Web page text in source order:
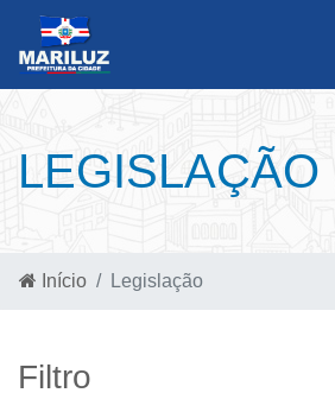
LEGISLAÇÃO
Início Legislação
Filtro